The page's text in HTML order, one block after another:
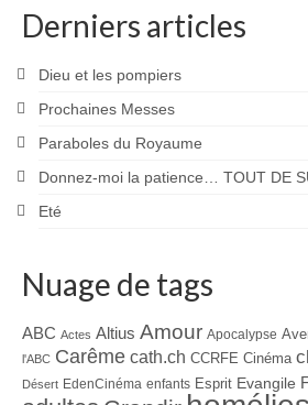
Derniers articles
Dieu et les pompiers
Prochaines Messes
Paraboles du Royaume
Donnez-moi la patience… TOUT DE
Eté
Nuage de tags
ABC Actes Altius Amour Apocalypse
l'ABC Carême cath.ch CCRFE Cinéma
Désert EdenCinéma enfants Esprit Evangile